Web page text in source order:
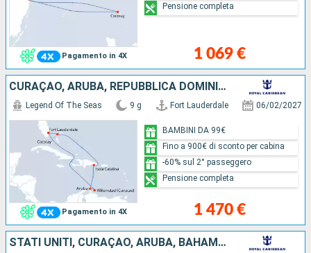
Pagamento in 4X 1 069 €
Pensione completa
CURAÇAO, ARUBA, REPUBBLICA DOMINICANA, BAHAMAS, STATI UNITI
Pagamento in 4X
Legend Of The Seas 9 g Fort Lauderdale 06/02/2027
1 470 €
BAMBINI DA 99€
Fino a 900€ di sconto per cabina
-60% sul 2° passeggero
Pensione completa
STATI UNITI, CURAÇAO, ARUBA, BAHAMAS